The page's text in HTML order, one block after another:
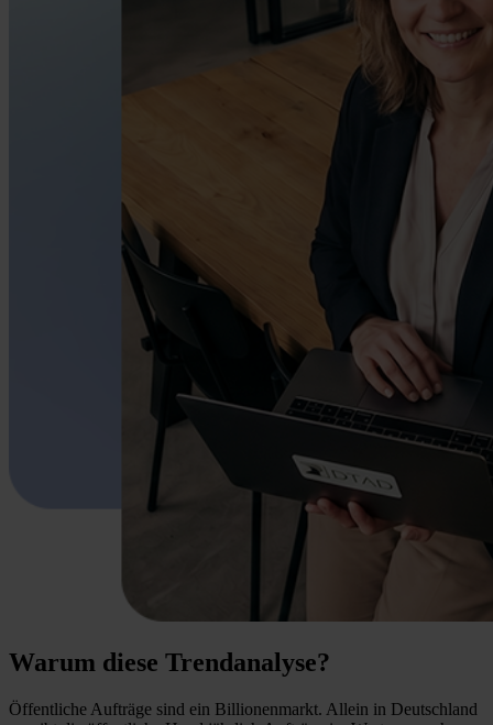
Warum diese Trendanalyse?
Öffentliche Aufträge sind ein Billionenmarkt. Allein in Deutschland